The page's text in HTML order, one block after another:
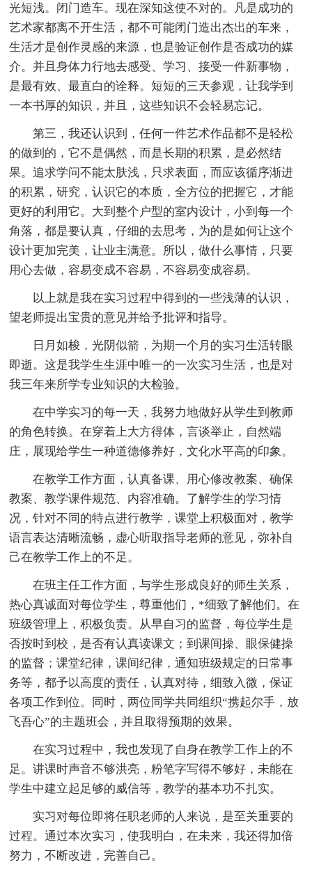
光短浅。闭门造车。现在深知这使不对的。凡是成功的
艺术家都离不开生活，都不可能闭门造出杰出的车来，
生活才是创作灵感的来源，也是验证创作是否成功的媒
介。并且身体力行地去感受、学习、接受一件新事物，
是最有效、最直白的诠释。短短的三天参观，让我学到
一本书厚的知识，并且，这些知识不会轻易忘记。
第三，我还认识到，任何一件艺术作品都不是轻松
的做到的，它不是偶然，而是长期的积累，是必然结
果。追求学问不能太肤浅，只求表面，而应该循序渐进
的积累，研究，认识它的本质，全方位的把握它，才能
更好的利用它。大到整个户型的室内设计，小到每一个
角落，都是要认真，仔细的去思考，为的是如何让这个
设计更加完美，让业主满意。所以，做什么事情，只要
用心去做，容易变成不容易，不容易变成容易。
以上就是我在实习过程中得到的一些浅薄的认识，
望老师提出宝贵的意见并给予批评和指导。
日月如梭，光阴似箭，为期一个月的实习生活转眼
即逝。这是我学生生涯中唯一的一次实习生活，也是对
我三年来所学专业知识的大检验。
在中学实习的每一天，我努力地做好从学生到教师
的角色转换。在穿着上大方得体，言谈举止，自然端
庄，展现给学生一种道德修养好，文化水平高的印象。
在教学工作方面，认真备课、用心修改教案、确保
教案、教学课件规范、内容准确。了解学生的学习情
况，针对不同的特点进行教学，课堂上积极面对，教学
语言表达清晰流畅，虚心听取指导老师的意见，弥补自
己在教学工作上的不足。
在班主任工作方面，与学生形成良好的师生关系，
热心真诚面对每位学生，尊重他们，*细致了解他们。在
班级管理上，积极负责。从早自习的监督，每位学生是
否按时到校，是否有认真读课文；到课间操、眼保健操
的监督；课堂纪律，课间纪律，通知班级规定的日常事
务等，都予以高度的责任，认真对待，细致入微，保证
各项工作到位。同时，两位同学共同组织“携起尔手，放
飞吾心”的主题班会，并且取得预期的效果。
在实习过程中，我也发现了自身在教学工作上的不
足。讲课时声音不够洪亮，粉笔字写得不够好，未能在
学生中建立起足够的威信等，教学的基本功不扎实。
实习对每位即将任职老师的人来说，是至关重要的
过程。通过本次实习，使我明白，在未来，我还得加倍
努力，不断改进，完善自己。